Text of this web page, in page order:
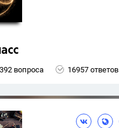
вопроса 16957 ответов